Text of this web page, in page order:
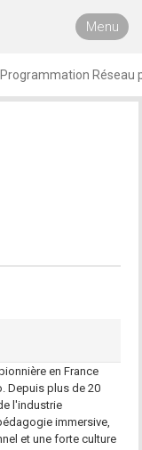
Menu
Réseau
en France
Depuis plus de 20
l'industrie
immersive,
et une forte culture